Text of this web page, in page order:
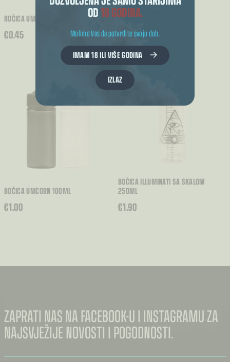
OD18 GODINA.
Molimo Vas da potvrdite svoju dob.
IMAM 18 ILI VIŠE GODINA
IZLAZ
BOČICA UNICORN 10ML
€0.45
BOČICA FLIP TOP
€1.00– €1.55
RASPON
CIJENA:
OD
€1.00
DO
BOČICA UNICORN 100ML
€1.00
BOČICA ILLUMINATI SA SKALOM
250ML
€1.90
ZAPRATI NAS NA FACEBOOK-U I INSTAGRAMU ZA
NAJSVJEŽIJE NOVOSTI I POGODNOSTI.